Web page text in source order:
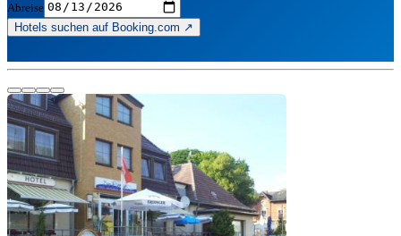
Abreise
Hotels suchen auf Booking.com ↗